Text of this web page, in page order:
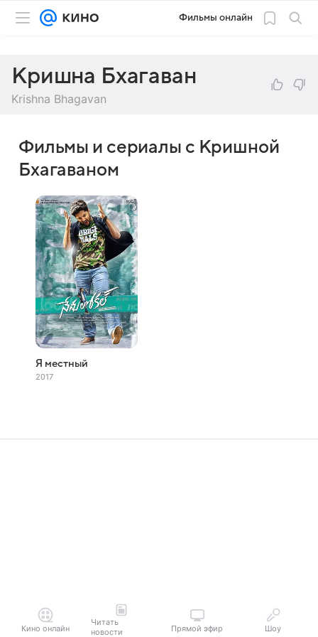
Фильмы онлайн
Кришна Бхагаван
Krishna Bhagavan
Фильмы и сериалы с Кришной
Бхагаваном
Я местный
2017
Кино онлайн
Читать
новости
Прямой эфир Шоу